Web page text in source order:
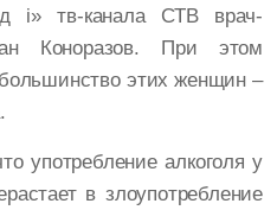
i» тв-канала СТВ врач-
Коноразов. При этом
этих женщин –
употребление алкоголя у
в злоупотребление